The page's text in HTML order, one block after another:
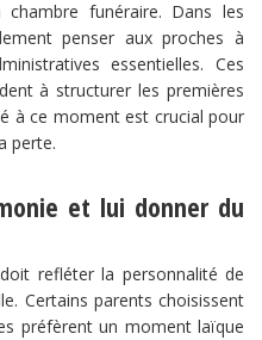
funéraire. Dans les
penser aux proches à
essentielles. Ces
à structurer les premières
à ce moment est crucial pour
perte.
et lui donner du
refléter la personnalité de
Certains parents choisissent
préfèrent un moment laïque